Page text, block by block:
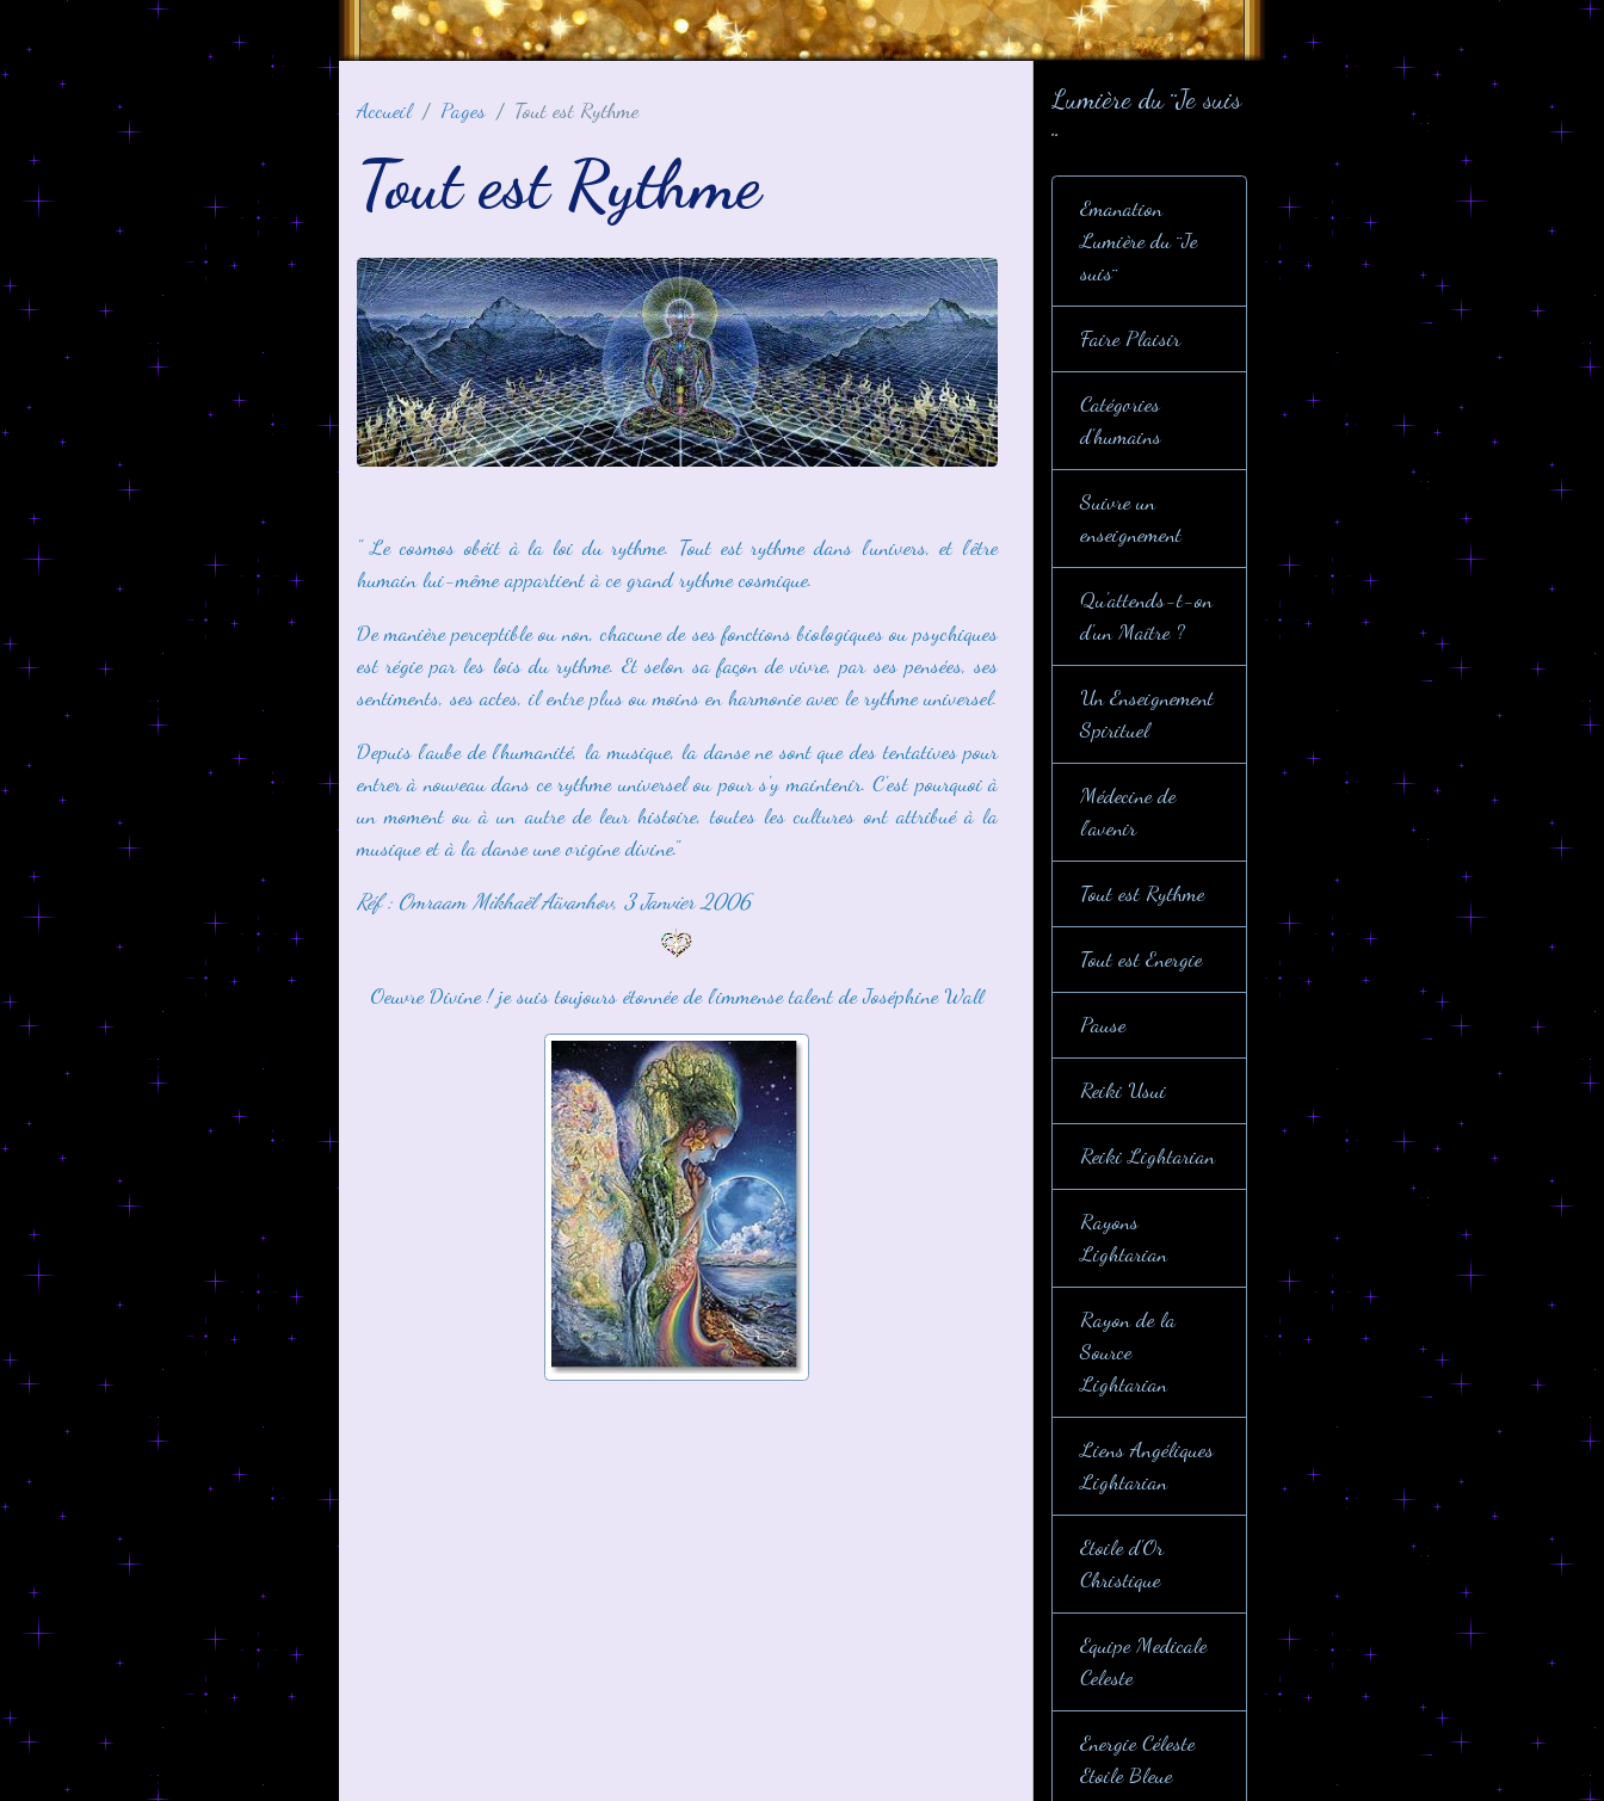
Accueil Pages Tout est Rythme
Tout est Rythme
" Le cosmos obéit à la loi du rythme. Tout est rythme dans l'univers, et l'être
humain lui-même appartient à ce grand rythme cosmique.
De manière perceptible ou non, chacune de ses fonctions biologiques ou psychiques
est régie par les lois du rythme. Et selon sa façon de vivre, par ses pensées, ses
sentiments, ses actes, il entre plus ou moins en harmonie avec le rythme universel.
Depuis l'aube de l'humanité, la musique, la danse ne sont que des tentatives pour
entrer à nouveau dans ce rythme universel ou pour s'y maintenir. C'est pourquoi à
un moment ou à un autre de leur histoire, toutes les cultures ont attribué à la
musique et à la danse une origine divine."
Réf : Omraam Mikhaël Aïvanhov, 3 Janvier 2006
Oeuvre Divine ! je suis toujours étonnée de l'immense talent de Joséphine Wall
Lumière du ¨Je suis
¨
Emanation
Lumière du ¨Je
suis¨
Faire Plaisir
Catégories
d'humains
Suivre un
enseignement
Qu'attends-t-on
d'un Maître ?
Un Enseignement
Spirituel
Médecine de
l'avenir
Tout est Rythme
Tout est Energie
Pause
Reiki Usui
Reiki Lightarian
Rayons
Lightarian
Rayon de la
Source
Lightarian
Liens Angéliques
Lightarian
Etoile d'Or
Christique
Equipe Medicale
Celeste
Energie Céleste
Etoile Bleue